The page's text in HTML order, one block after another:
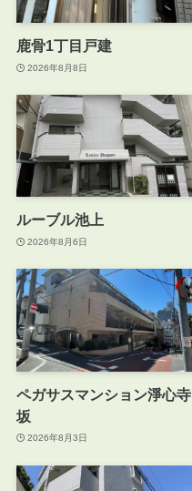
鹿骨1丁目戸建
2026年8月8日
ルーブル池上
2026年8月6日
ペガサスマンション淨心寺
坂
2026年8月3日